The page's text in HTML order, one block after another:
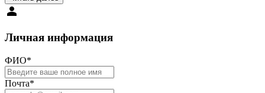
Личная информация
ФИО*
Почта*